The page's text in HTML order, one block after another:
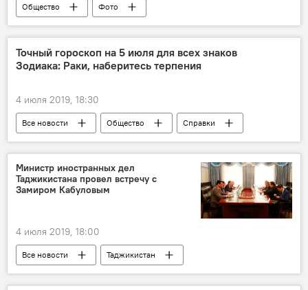
Общество Фото
Точный гороскоп на 5 июля для всех знаков
Зодиака: Раки, наберитесь терпения
4 июля 2019, 18:30
Все новости Общество
Справки
знаки Зодиака
Гороскопы и астрологические прогнозы для всех знаков зодиака на 2026 год
Министр иностранных дел
Таджикистана провел встречу с
Замиром Кабуловым
4 июля 2019, 18:00
Все новости
Таджикистан
Афганистан
Сироджиддин Мухриддин